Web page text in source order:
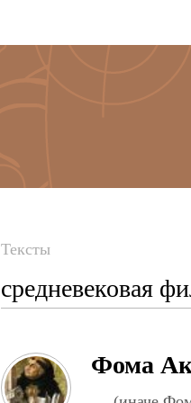
здесь
Тексты
средневековая
Фома